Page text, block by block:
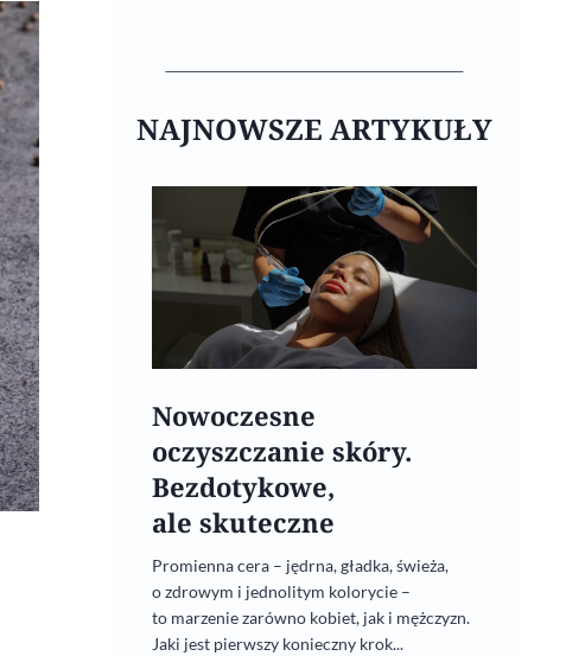
NAJNOWSZE ARTYKUŁY
Nowoczesne
oczyszczanie skóry.
Bezdotykowe,
ale skuteczne
Promienna cera – jędrna, gładka, świeża,
o zdrowym i jednolitym kolorycie –
to marzenie zarówno kobiet, jak i mężczyzn.
Jaki jest pierwszy konieczny krok...